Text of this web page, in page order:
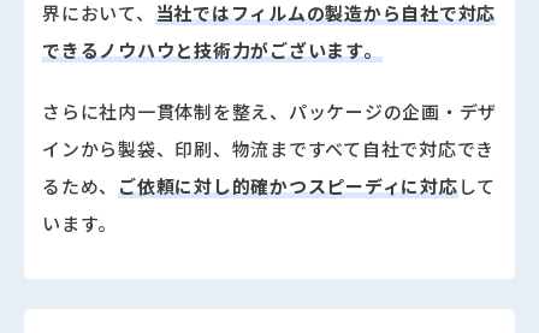
界において、 当社ではフィルムの製造から自社で対応
できるノウハウと技術力がございます。
さらに社内一貫体制を整え、パッケージの企画・デザ
インから製袋、印刷、物流まですべて自社で対応でき
るため、 ご依頼に対し的確かつスピーディに対応して
います。